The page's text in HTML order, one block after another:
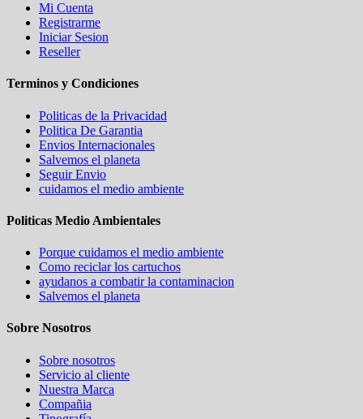
Mi Cuenta
Registrarme
Iniciar Sesion
Reseller
Terminos y Condiciones
Politicas de la Privacidad
Politica De Garantia
Envios Internacionales
Salvemos el planeta
Seguir Envio
cuidamos el medio ambiente
Politicas Medio Ambientales
Porque cuidamos el medio ambiente
Como reciclar los cartuchos
ayudanos a combatir la contaminacion
Salvemos el planeta
Sobre Nosotros
Sobre nosotros
Servicio al cliente
Nuestra Marca
Compañia